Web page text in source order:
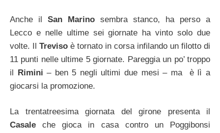
Anche il San Marino sembra stanco, ha perso a
Lecco e nelle ultime sei giornate ha vinto solo due
volte. Il Treviso è tornato in corsa infilando un filotto di
11 punti nelle ultime 5 giornate. Pareggia un po’ troppo
il Rimini – ben 5 negli ultimi due mesi – ma è lì a
giocarsi la promozione.
La trentatreesima giornata del girone presenta il
Casale che gioca in casa contro un Poggibonsi